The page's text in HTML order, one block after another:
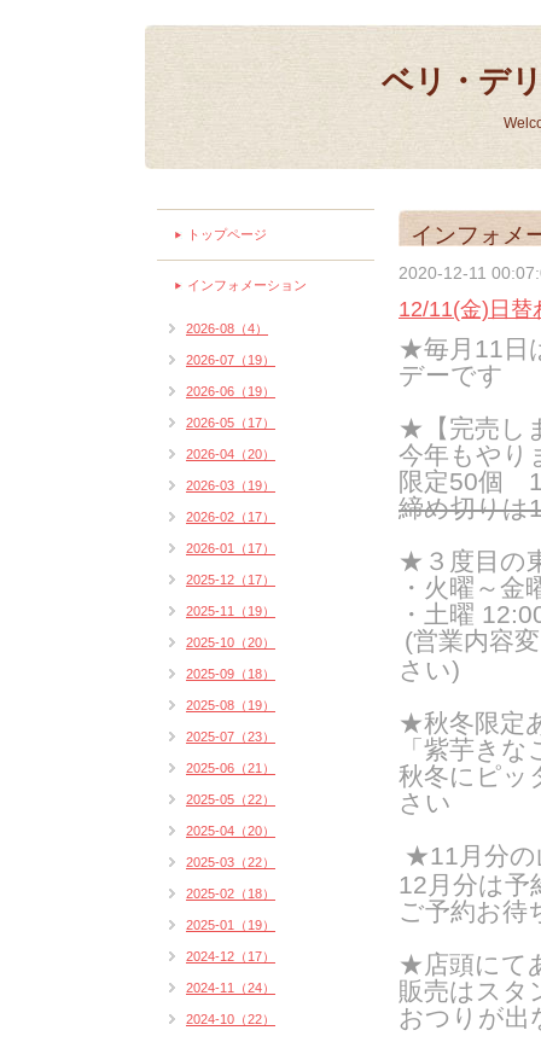
ベリ・デ
インフォメ
2020-12-11
12/11(金)日
★毎月11日
デーです
★【完売し
今年もやり
限定50個
締め切り
★３度目の
・火曜～
・土曜
(営業内容
さい)
★秋冬限定
「紫芋き
秋冬にピッ
さい
★11月分の
12月分は予
ご予約お待
★店頭にて
販売はスタ
おつりが出
トップページ
インフォメーション
2026-08（4）
2026-07（19）
2026-06（19）
2026-05（17）
2026-04（20）
2026-03（19）
2026-02（17）
2026-01（17）
2025-12（17）
2025-11（19）
2025-10（20）
2025-09（18）
2025-08（19）
2025-07（23）
2025-06（21）
2025-05（22）
2025-04（20）
2025-03（22）
2025-02（18）
2025-01（19）
2024-12（17）
2024-11（24）
2024-10（22）